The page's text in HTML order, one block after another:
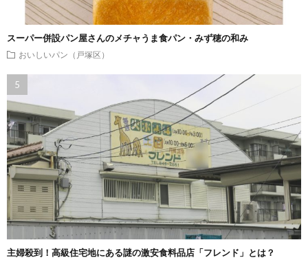
スーパー併設パン屋さんのメチャうま食パン・みず穂の和み
おいしいパン（戸塚区）
主婦殺到！高級住宅地にある謎の激安食料品店「フレンド」とは？